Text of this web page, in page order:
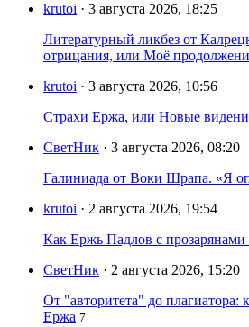
krutoi · 3 августа 2026, 18:25
Литературный ликбез от
отрицания, или Моё
krutoi · 3 августа 2026, 10:56
Страхи Ержа, или Новые
СветНик · 3 августа 2026, 08:20
Галиниада от Воки Шрапа. «Я
krutoi · 2 августа 2026, 19:54
Как Ержь Падлов с прозарянами
СветНик · 2 августа 2026, 15:20
От "авторитета" до плагиатора:
Ержа 7